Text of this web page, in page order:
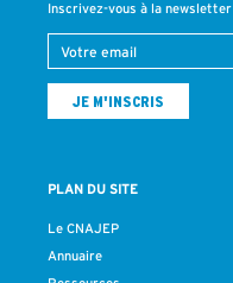
Inscrivez-vous à la newsletter
PLAN DU SITE
Le CNAJEP
Annuaire